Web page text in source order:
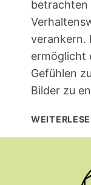
betrachten
verankern.
ermöglicht
Gefühlen
Bilder zu